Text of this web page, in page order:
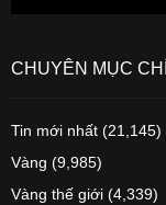
CHUYÊN MỤC
Tin mới nhất (21,145)
Vàng (9,985)
Vàng thế giới (4,339)